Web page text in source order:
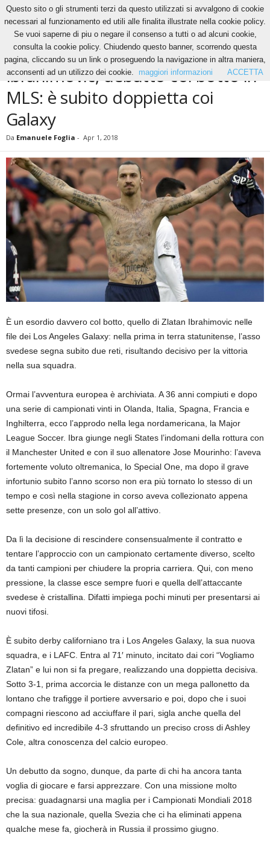
Calcio Ibrahimovic, debutto col botto in MLS: è subito doppietta coi Galaxy
CALCIO
Ibrahimovic, debutto col botto in
MLS: è subito doppietta coi
Galaxy
Da Emanuele Foglia - Apr 1, 2018
È un esordio davvero col botto, quello di Zlatan Ibrahimovic nelle
file dei Los Angeles Galaxy: nella prima in terra statunitense, l’asso
svedese segna subito due reti, risultando decisivo per la vittoria
nella sua squadra.
Ormai l’avventura europea è archiviata. A 36 anni compiuti e dopo
una serie di campionati vinti in Olanda, Italia, Spagna, Francia e
Inghilterra, ecco l’approdo nella lega nordamericana, la Major
League Soccer. Ibra giunge negli States l’indomani della rottura con
il Manchester United e con il suo allenatore Jose Mourinho: l’aveva
fortemente voluto oltremanica, lo Special One, ma dopo il grave
infortunio subito l’anno scorso non era più tornato lo stesso di un
tempo e così nella stagione in corso aveva collezionato appena
sette presenze, con un solo gol all’attivo.
Da lì la decisione di rescindere consensualmente il contratto e
tentare l’approccio con un campionato certamente diverso, scelto
da tanti campioni per chiudere la propria carriera. Qui, con meno
pressione, la classe esce sempre fuori e quella dell’attaccante
svedese è cristallina. Difatti impiega pochi minuti per presentarsi ai
nuovi tifosi.
È subito derby californiano tra i Los Angeles Galaxy, la sua nuova
squadra, e i LAFC. Entra al 71′ minuto, incitato dai cori “Vogliamo
Zlatan” e lui non si fa pregare, realizzando una doppietta decisiva.
Sotto 3-1, prima accorcia le distanze con un mega pallonetto da
lontano che trafigge il portiere avversario e poi, dopo che i suoi
compagni riescono ad acciuffare il pari, sigla anche quella del
definitivo ed incredibile 4-3 sfruttando un preciso cross di Ashley
Cole, altra conoscenza del calcio europeo.
Un debutto da sogno, dunque, da parte di chi ha ancora tanta
voglia di giocare e farsi apprezzare. Con una missione molto
precisa: guadagnarsi una maglia per i Campionati Mondiali 2018
che la sua nazionale, quella Svezia che ci ha eliminati appena
qualche mese fa, giocherà in Russia il prossimo giugno.
Questo sito o gli strumenti terzi da questo utilizzati si avvalgono di cookie
necessari al funzionamento ed utili alle finalita illustrate nella cookie policy.
Se vuoi saperne di piu o negare il consenso a tutti o ad alcuni cookie,
consulta la cookie policy. Chiudendo questo banner, scorrendo questa
pagina, cliccando su un link o proseguendo la navigazione in altra maniera,
acconsenti ad un utilizzo dei cookie.
maggiori informazioni ACCETTA